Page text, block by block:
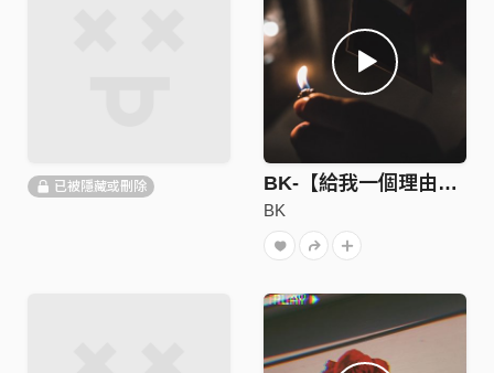
已被隱藏或刪除 BK-【給我一個理由忘記】audio
BK